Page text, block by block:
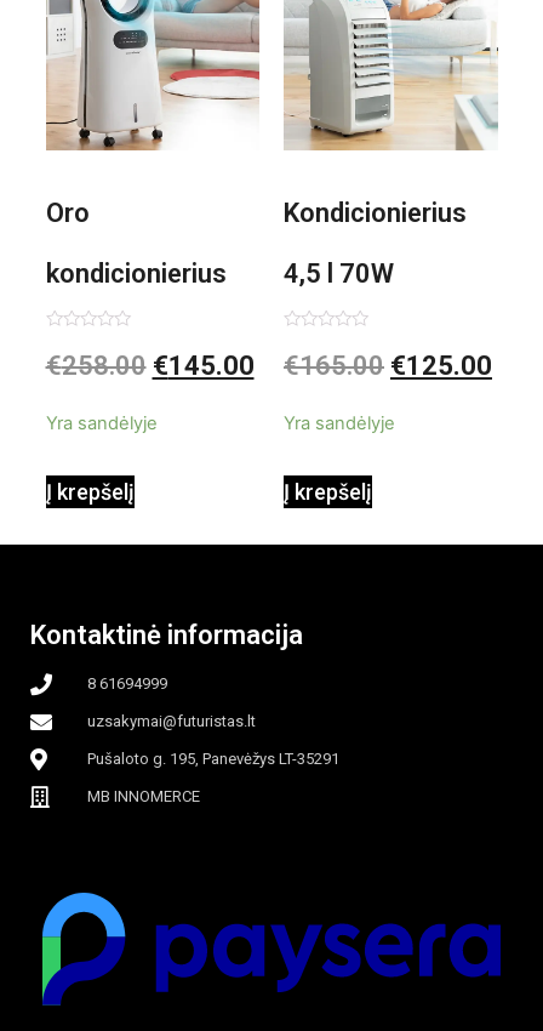
Oro
kondicionierius
Evareer
garinamasis,
apšvietimas
0
iš
€258.00 €145.00
Yra sandėlyje
Į krepšelį
Kondicionierius
4,5 l 70W
nešiojamas,
0
iš
€165.00 €125.00
Yra sandėlyje
Į krepšelį
Kontaktinė informacija
8 61694999
uzsakymai@futuristas.lt
Pušaloto g. 195, Panevėžys LT-35291
MB INNOMERCE